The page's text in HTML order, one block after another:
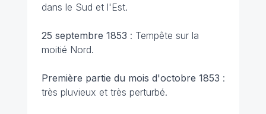
dans le Sud et l'Est.
25 septembre 1853 : Tempête sur la
moitié Nord.
Première partie du mois d'octobre 1853 :
très pluvieux et très perturbé.